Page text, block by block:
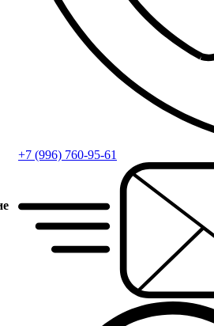
+7 (996) 760-95-61